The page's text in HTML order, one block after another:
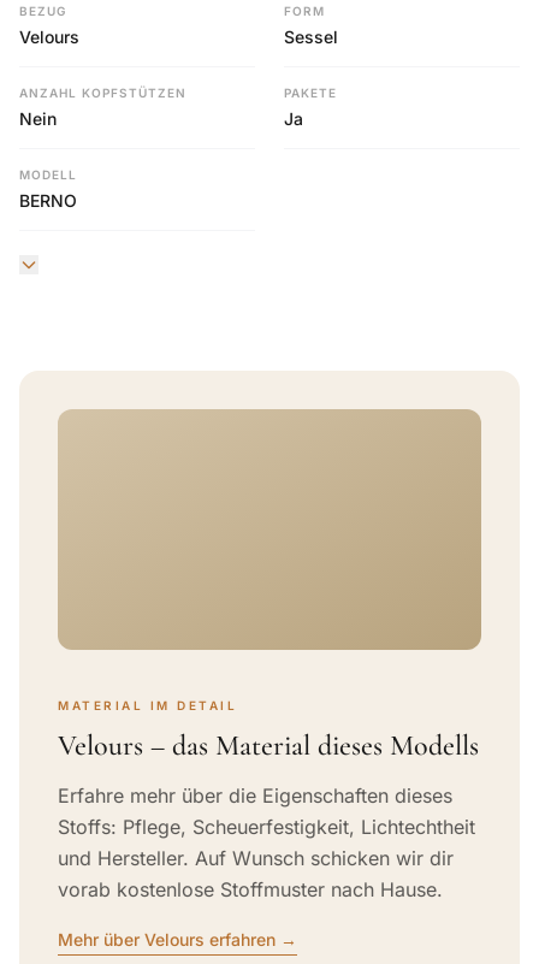
BEZUG
Velours
FORM
Sessel
ANZAHL KOPFSTÜTZEN
Nein
PAKETE
Ja
MODELL
BERNO
MATERIAL IM DETAIL
Velours – das Material dieses Modells
Erfahre mehr über die Eigenschaften dieses
Stoffs: Pflege, Scheuerfestigkeit, Lichtechtheit
und Hersteller. Auf Wunsch schicken wir dir
vorab kostenlose Stoffmuster nach Hause.
Mehr über Velours erfahren →